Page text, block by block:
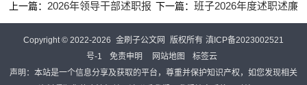
在责任落实，核心在领导干部示范。全市公安机关各
级领导干部要切实扛起政治责任，以自身清、自身
上一篇： 2026年领导干部述职报 下一篇： 班子2026年度述职述廉
Copyright © 2022-2026 金刷子公文网 版权所有 滇ICP备2023002521
号-1
免责申明 网站地图
标签云
声明：本站是一个信息分享及获取的平台，尊重并保护知识产权，如您发现相关